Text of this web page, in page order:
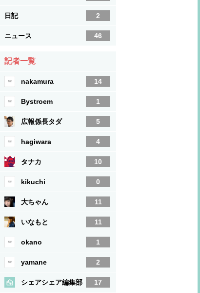
2
日記
46
ニュース
記者一覧
14
nakamura
1
Bystroem
5
広報係長タダ
4
hagiwara
10
タナカ
0
kikuchi
11
大ちゃん
11
いなもと
1
okano
2
yamane
17
シェアシェア編集部